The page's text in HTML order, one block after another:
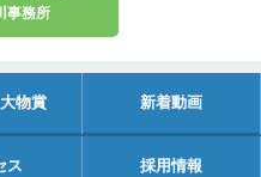
事務所
物賞 新着動画
ス 採用情報